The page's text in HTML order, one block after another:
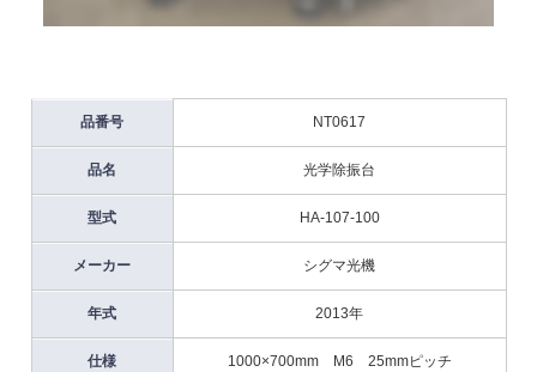
品番号 NT0617
品名 光学除振台
型式 HA-107-100
メーカー シグマ光機
年式 2013年
仕様 1000×700mm M6 25mmピッチ